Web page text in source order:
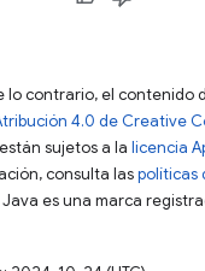
lo contrario, el contenido
4.0 de Creative
sujetos a la licencia
consulta laspolíticas
Java es una marca